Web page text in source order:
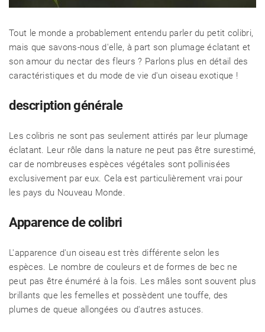
Tout le monde a probablement entendu parler du petit colibri,
mais que savons-nous d'elle, à part son plumage éclatant et
son amour du nectar des fleurs ? Parlons plus en détail des
caractéristiques et du mode de vie d'un oiseau exotique !
description générale
Les colibris ne sont pas seulement attirés par leur plumage
éclatant. Leur rôle dans la nature ne peut pas être surestimé,
car de nombreuses espèces végétales sont pollinisées
exclusivement par eux. Cela est particulièrement vrai pour
les pays du Nouveau Monde.
Apparence de colibri
L'apparence d'un oiseau est très différente selon les
espèces. Le nombre de couleurs et de formes de bec ne
peut pas être énuméré à la fois. Les mâles sont souvent plus
brillants que les femelles et possèdent une touffe, des
plumes de queue allongées ou d'autres astuces.